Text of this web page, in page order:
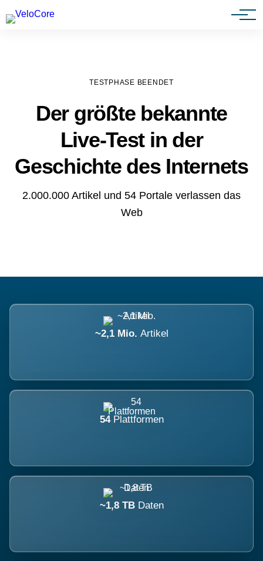
Agenturen & Webdesigner
TESTPHASE BEENDET
Der größte bekannte
Live-Test in der
Geschichte des Internets
2.000.000 Artikel und 54 Portale verlassen das
Web
~2,1 Mio. Artikel
54 Plattformen
~1,8 TB Daten